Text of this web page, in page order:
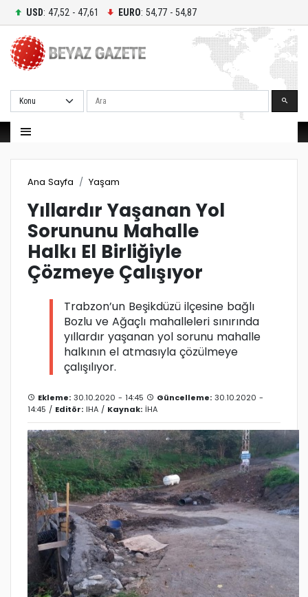
USD: 47,52 - 47,61 EURO: 54,77 - 54,87
Ara
Ana Sayfa Yaşam
Yıllardır Yaşanan Yol
Sorununu Mahalle
Halkı El Birliğiyle
Çözmeye Çalışıyor
Trabzon’un Beşikdüzü ilçesine bağlı
Bozlu ve Ağaçlı mahalleleri sınırında
yıllardır yaşanan yol sorunu mahalle
halkının el atmasıyla çözülmeye
çalışılıyor.
Ekleme: 30.10.2020 - 14:45 Güncelleme: 30.10.2020 -
14:45 / Editör: IHA / Kaynak: İHA